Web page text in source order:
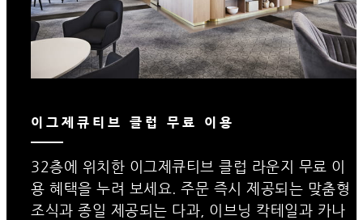
이그제큐티브 클럽 무료 이용
32층에 위치한 이그제큐티브 클럽 라운지 무료 이
용 혜택을 누려 보세요. 주문 즉시 제공되는 맞춤형
조식과 종일 제공되는 다과, 이브닝 칵테일과 카나